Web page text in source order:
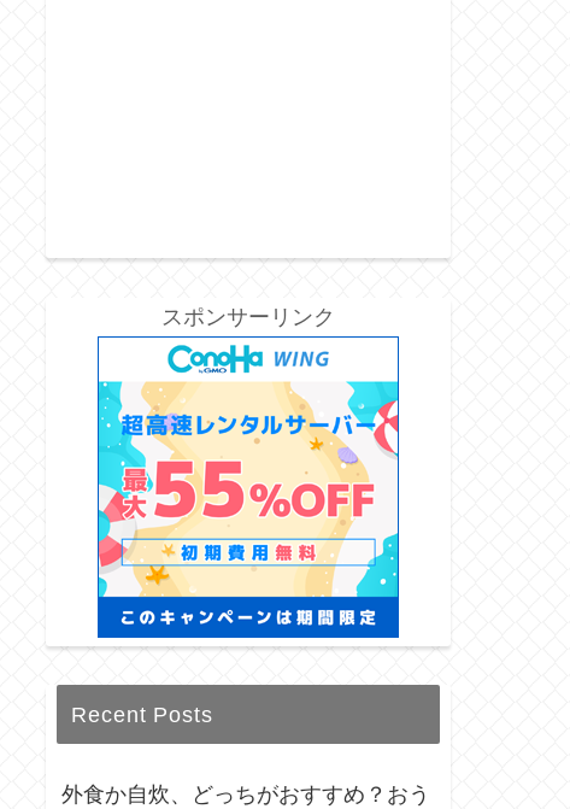
スポンサーリンク
Recent Posts
外食か自炊、どっちがおすすめ？おう